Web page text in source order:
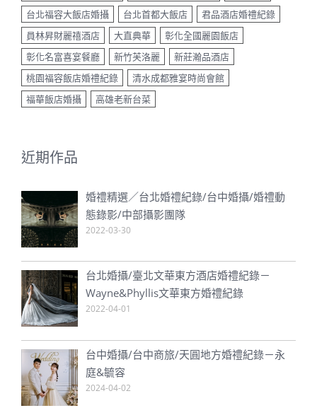
台北福容大飯店婚攝
台北首都大飯店
君品酒店婚禮紀錄
員林昇財麗禧酒店
大直典華
彰化全國麗園飯店
彰化名富喜宴餐廳
新竹芙洛麗
新莊瀚品酒店
桃園福容飯店婚禮紀錄
清水成都雅宴時尚會館
福華飯店婚攝
高雄老新台菜
近期作品
婚禮精選／台北婚禮紀錄/台中婚攝/婚禮動
態錄影/中部攝影團隊
2022-03-30
台北婚攝/臺北文華東方酒店婚禮紀錄－
Wayne&Phyllis文華東方婚禮紀錄
2022-04-01
台中婚攝/台中商旅/天圓地方婚禮紀錄－永
庭&毓容
2024-04-02